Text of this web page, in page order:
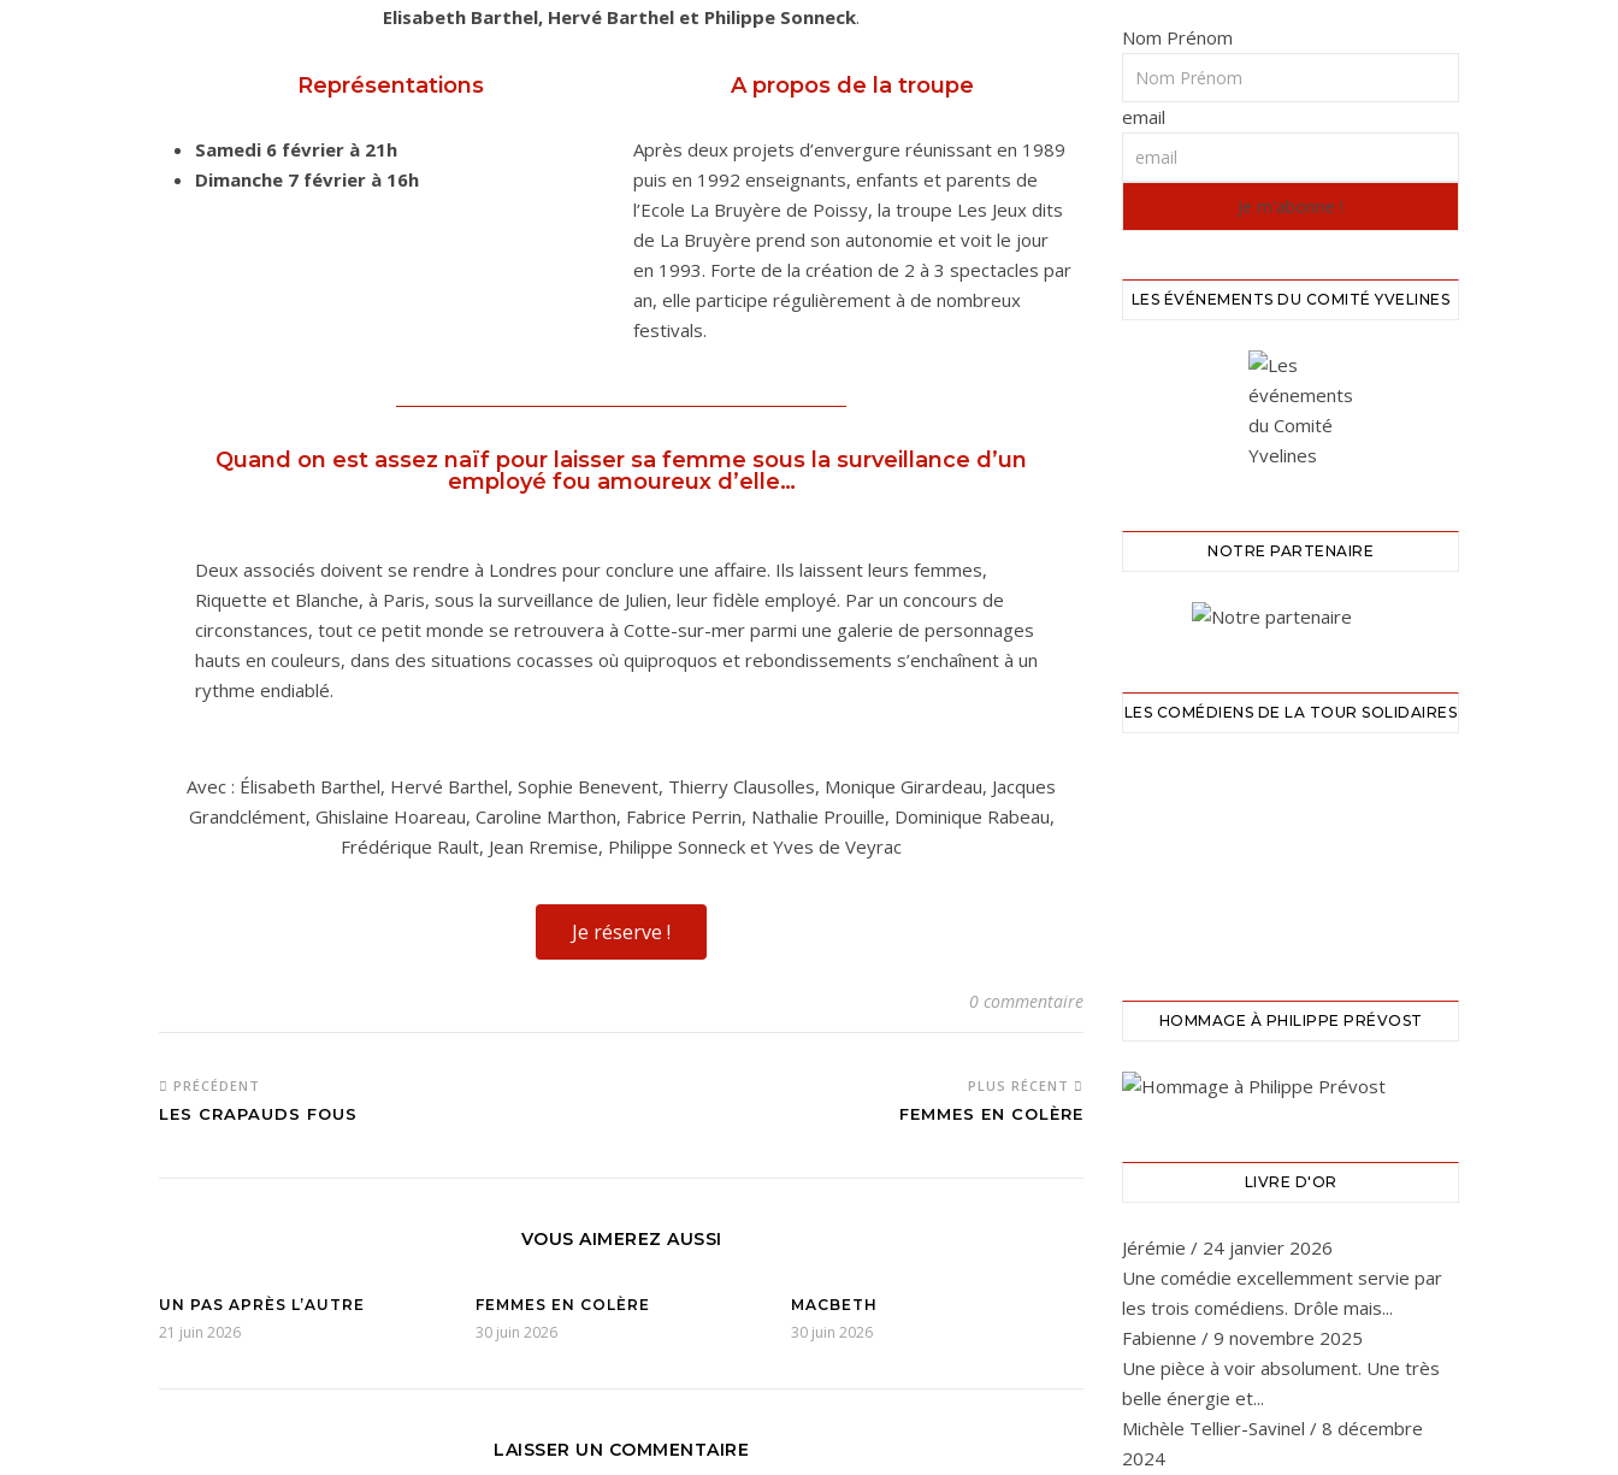
Vivez notre scène passion !
Elisabeth Barthel, Hervé Barthel et Philippe Sonneck.
Représentations
Samedi 6 février à 21h
Dimanche 7 février à 16h
A propos de la troupe
Après deux projets d’envergure réunissant en 1989
puis en 1992 enseignants, enfants et parents de
l’Ecole La Bruyère de Poissy, la troupe Les Jeux dits
de La Bruyère prend son autonomie et voit le jour
en 1993. Forte de la création de 2 à 3 spectacles par
an, elle participe régulièrement à de nombreux
festivals.
Quand on est assez naïf pour laisser sa femme sous la surveillance d’un
employé fou amoureux d’elle…
Deux associés doivent se rendre à Londres pour conclure une affaire. Ils laissent leurs femmes,
Riquette et Blanche, à Paris, sous la surveillance de Julien, leur fidèle employé. Par un concours de
circonstances, tout ce petit monde se retrouvera à Cotte-sur-mer parmi une galerie de personnages
hauts en couleurs, dans des situations cocasses où quiproquos et rebondissements s’enchaînent à un
rythme endiablé.
Avec : Élisabeth Barthel, Hervé Barthel, Sophie Benevent, Thierry Clausolles, Monique Girardeau, Jacques
Grandclément, Ghislaine Hoareau, Caroline Marthon, Fabrice Perrin, Nathalie Prouille, Dominique Rabeau,
Frédérique Rault, Jean Rremise, Philippe Sonneck et Yves de Veyrac
Je réserve !
0 commentaire
PRÉCÉDENT
LES CRAPAUDS FOUS
PLUS RÉCENT
FEMMES EN COLÈRE
VOUS AIMEREZ AUSSI
UN PAS APRÈS L’AUTRE
21 juin 2026
FEMMES EN COLÈRE
30 juin 2026
MACBETH
30 juin 2026
LAISSER UN COMMENTAIRE
Nom Prénom
email
LES ÉVÉNEMENTS DU COMITÉ YVELINES
NOTRE PARTENAIRE
LES COMÉDIENS DE LA TOUR SOLIDAIRES
HOMMAGE À PHILIPPE PRÉVOST
LIVRE D'OR
Jérémie / 24 janvier 2026
Une comédie excellemment servie par
les trois comédiens. Drôle mais...
Fabienne / 9 novembre 2025
Une pièce à voir absolument. Une très
belle énergie et...
Michèle Tellier-Savinel / 8 décembre
2024